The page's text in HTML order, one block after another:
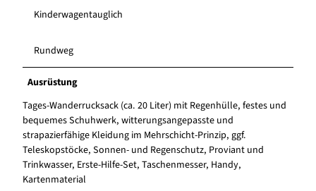
Kinderwagentauglich
Rundweg
Ausrüstung
Tages-Wanderrucksack (ca. 20 Liter) mit Regenhülle, festes und
bequemes Schuhwerk, witterungsangepasste und
strapazierfähige Kleidung im Mehrschicht-Prinzip, ggf.
Teleskopstöcke, Sonnen- und Regenschutz, Proviant und
Trinkwasser, Erste-Hilfe-Set, Taschenmesser, Handy,
Kartenmaterial